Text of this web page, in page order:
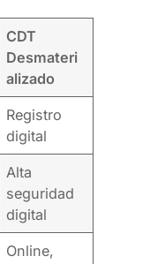
CDT
Desmateri
alizado
Registro
digital
Alta
seguridad
digital
Online,